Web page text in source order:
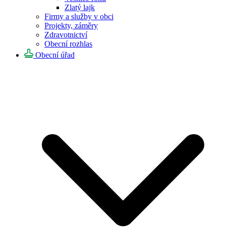
Zlatý lajk
Firmy a služby v obci
Projekty, záměry
Zdravotnictví
Obecní rozhlas
Obecní úřad